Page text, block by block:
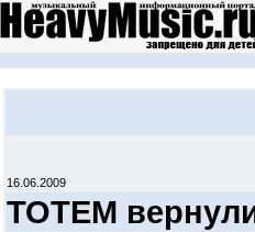
16.06.2009
TOTEM